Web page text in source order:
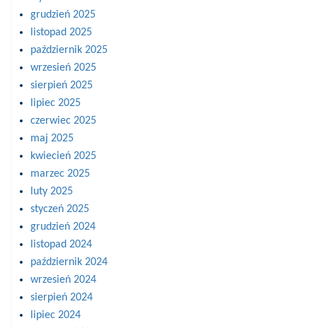
grudzień 2025
listopad 2025
październik 2025
wrzesień 2025
sierpień 2025
lipiec 2025
czerwiec 2025
maj 2025
kwiecień 2025
marzec 2025
luty 2025
styczeń 2025
grudzień 2024
listopad 2024
październik 2024
wrzesień 2024
sierpień 2024
lipiec 2024